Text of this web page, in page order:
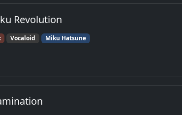
Revolution
Vocaloid Miku Hatsune